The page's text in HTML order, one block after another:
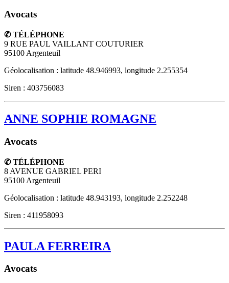
Avocats
✆ TÉLÉPHONE
9 RUE PAUL VAILLANT COUTURIER
95100 Argenteuil
Géolocalisation : latitude 48.946993, longitude 2.255354
Siren : 403756083
ANNE SOPHIE ROMAGNE
Avocats
✆ TÉLÉPHONE
8 AVENUE GABRIEL PERI
95100 Argenteuil
Géolocalisation : latitude 48.943193, longitude 2.252248
Siren : 411958093
PAULA FERREIRA
Avocats